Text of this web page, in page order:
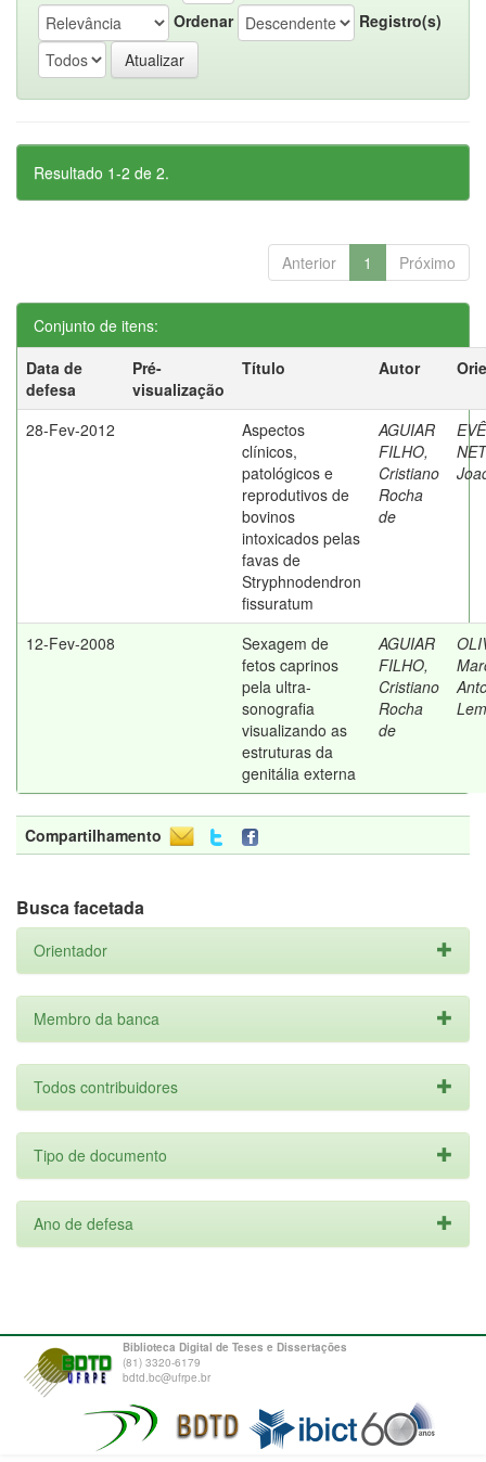
Ordenar
Registro(s)
Resultado 1-2 de 2.
Anterior 1 Próximo
Conjunto de itens:
Data de
defesa
Pré-
visualização
Título Autor
28-Fev-2012
Aspectos
clínicos,
patológicos e
reprodutivos de
bovinos
intoxicados pelas
favas de
Stryphnodendron
fissuratum
AGUIAR
FILHO,
Cristiano
Rocha
de
12-Fev-2008
Sexagem de
fetos caprinos
pela ultra-
sonografia
visualizando as
estruturas da
genitália externa
AGUIAR
FILHO,
Cristiano
Rocha
de
Compartilhamento
Busca facetada
Orientador
Membro da banca
Todos contribuidores
Tipo de documento
Ano de defesa
Biblioteca Digital de Teses e Dissertações
(81) 3320-6179
bdtd.bc@ufrpe.br